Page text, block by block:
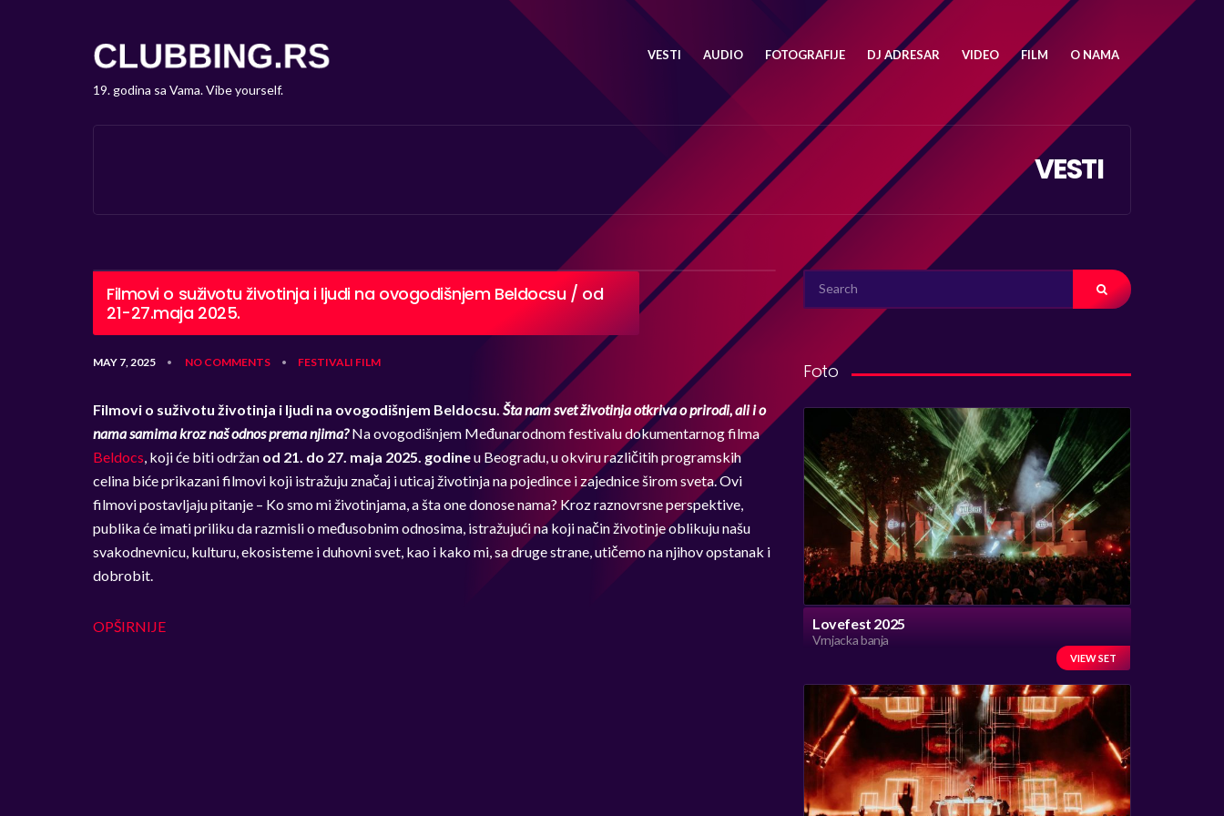
19. godina sa Vama. Vibe yourself.
VESTI AUDIO FOTOGRAFIJE DJ ADRESAR VIDEO FILM O NAMA
VESTI
Filmovi o suživotu životinja i ljudi na ovogodišnjem Beldocsu / od
21-27.maja 2025.
MAY 7, 2025 • NO COMMENTS • FESTIVALI FILM
Filmovi o suživotu životinja i ljudi na ovogodišnjem Beldocsu. Šta nam svet životinja otkriva o prirodi, ali i o
nama samima kroz naš odnos prema njima?Na ovogodišnjem Međunarodnom festivalu dokumentarnog filma
Beldocs, koji će biti održan od 21. do 27. maja 2025. godineu Beogradu, u okviru različitih programskih
celina biće prikazani filmovi koji istražuju značaj i uticaj životinja na pojedince i zajednice širom sveta. Ovi
filmovi postavljaju pitanje – Ko smo mi životinjama, a šta one donose nama? Kroz raznovrsne perspektive,
publika će imati priliku da razmisli o međusobnim odnosima, istražujući na koji način životinje oblikuju našu
svakodnevnicu, kulturu, ekosisteme i duhovni svet, kao i kako mi, sa druge strane, utičemo na njihov opstanak i
dobrobit.
OPŠIRNIJE
SEARCH
FOR:
Foto
Lovefest 2025
Vrnjacka banja
VIEW SET